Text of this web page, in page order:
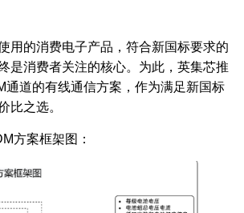
用的消费电子产品，符合新国标要求的
是消费者关注的核心。为此，英集芯推
通道的有线通信方案，作为满足新国标
比之选。
方案框架图：